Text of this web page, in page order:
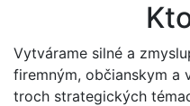
Vytvárame silné a
firemným, občianskym a
troch strategických